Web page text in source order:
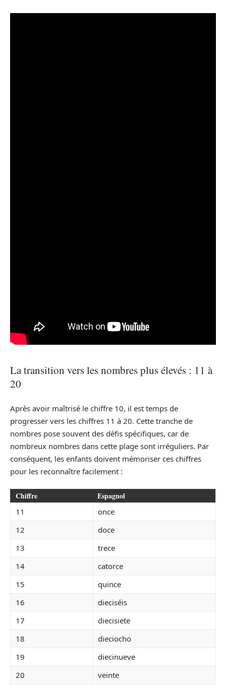
La transition vers les nombres plus élevés : 11 à
20
Après avoir maîtrisé le chiffre 10, il est temps de
progresser vers les chiffres 11 à 20. Cette tranche de
nombres pose souvent des défis spécifiques, car de
nombreux nombres dans cette plage sont irréguliers. Par
conséquent, les enfants doivent mémoriser ces chiffres
pour les reconnaître facilement :
Chiffre Espagnol
11
once
12
doce
13
trece
14
catorce
15
quince
16
dieciséis
17
diecisiete
18
dieciocho
19
diecinueve
20
veinte